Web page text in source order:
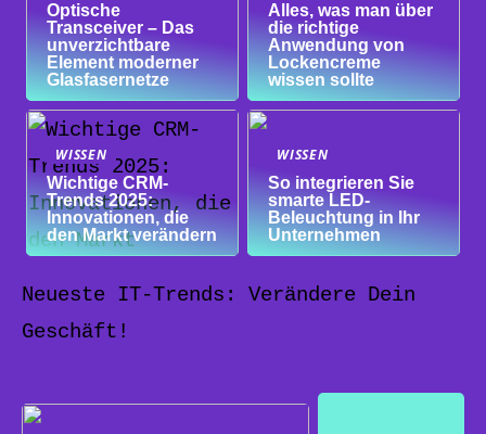
Optische
Transceiver – Das
unverzichtbare
Element moderner
Glasfasernetze
Alles, was man über
die richtige
Anwendung von
Lockencreme
wissen sollte
WISSEN
Wichtige CRM-
Trends 2025:
Innovationen, die
den Markt verändern
WISSEN
So integrieren Sie
smarte LED-
Beleuchtung in Ihr
Unternehmen
Neueste IT-Trends: Verändere Dein
Geschäft!